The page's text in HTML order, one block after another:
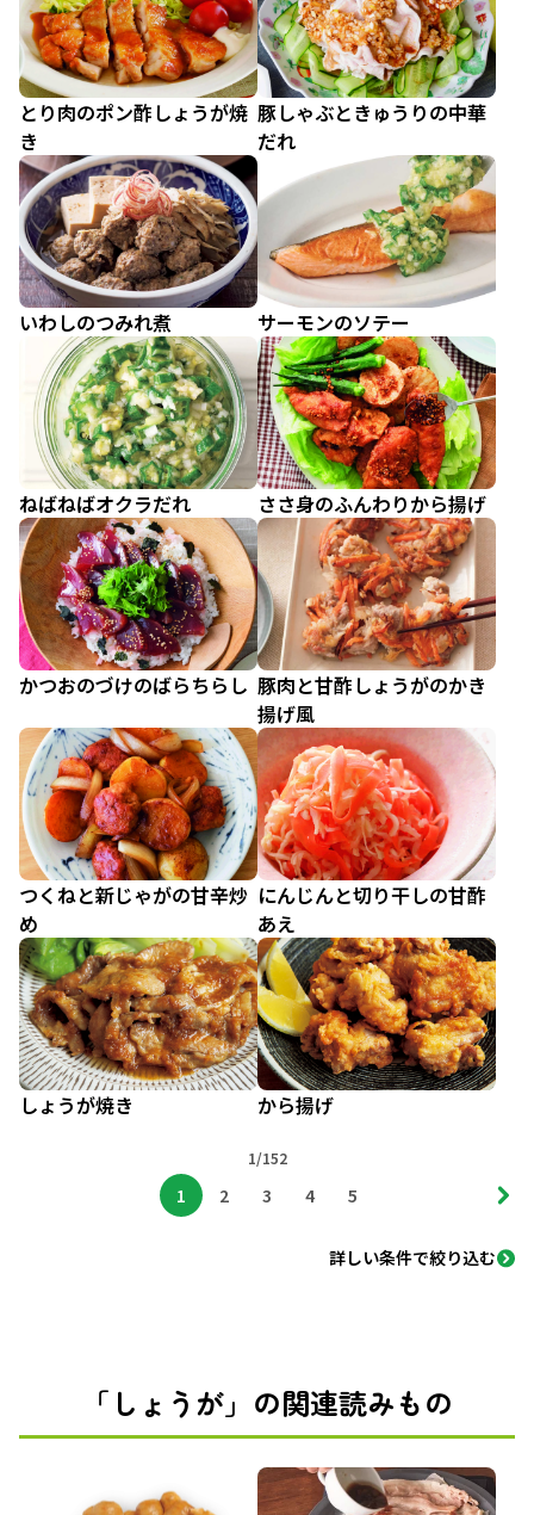
とり肉のポン酢しょうが焼
き
豚しゃぶときゅうりの中華
だれ
いわしのつみれ煮 サーモンのソテー
ねばねばオクラだれ ささ身のふんわりから揚げ
かつおのづけのばらちらし 豚肉と甘酢しょうがのかき
揚げ風
つくねと新じゃがの甘辛炒
め
にんじんと切り干しの甘酢
あえ
しょうが焼き から揚げ
1/152
1 2 3 4 5
詳しい条件で絞り込む
「しょうが」の関連読みもの